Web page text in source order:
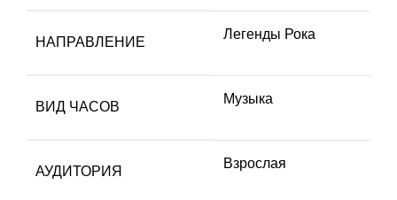
НАПРАВЛЕНИЕ
Легенды Рока
ВИД ЧАСОВ
Музыка
АУДИТОРИЯ
Взрослая